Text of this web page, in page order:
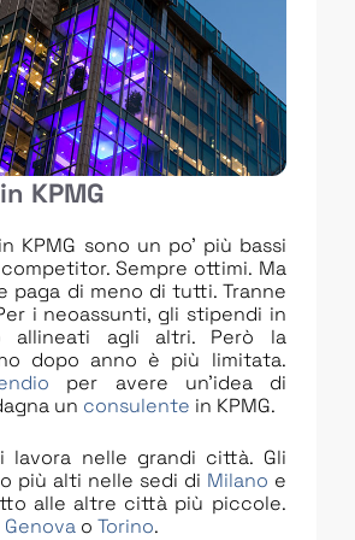
KPMG
KPMG sono un po’ più bassi
Sempre ottimi. Ma
paga di meno di tutti. Tranne
i neoassunti, gli stipendi in
allineati agli altri. Però la
dopo anno è più limitata.
per avere un’idea di
un consulente in KPMG.
lavora nelle grandi città. Gli
più alti nelle sedi di Milano e
alle altre città più piccole.
Genova oTorino.